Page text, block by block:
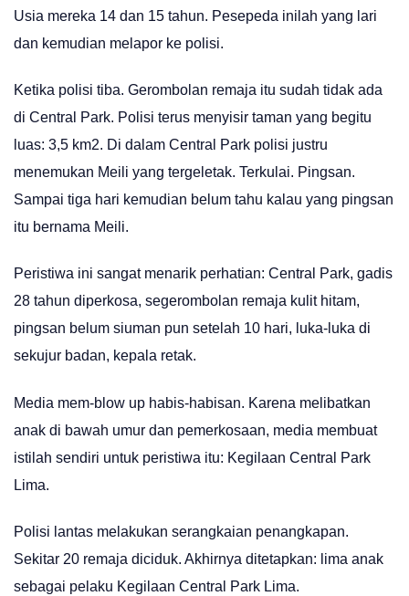
Usia mereka 14 dan 15 tahun. Pesepeda inilah yang lari
dan kemudian melapor ke polisi.
Ketika polisi tiba. Gerombolan remaja itu sudah tidak ada
di Central Park. Polisi terus menyisir taman yang begitu
luas: 3,5 km2. Di dalam Central Park polisi justru
menemukan Meili yang tergeletak. Terkulai. Pingsan.
Sampai tiga hari kemudian belum tahu kalau yang pingsan
itu bernama Meili.
Peristiwa ini sangat menarik perhatian: Central Park, gadis
28 tahun diperkosa, segerombolan remaja kulit hitam,
pingsan belum siuman pun setelah 10 hari, luka-luka di
sekujur badan, kepala retak.
Media mem-blow up habis-habisan. Karena melibatkan
anak di bawah umur dan pemerkosaan, media membuat
istilah sendiri untuk peristiwa itu: Kegilaan Central Park
Lima.
Polisi lantas melakukan serangkaian penangkapan.
Sekitar 20 remaja diciduk. Akhirnya ditetapkan: lima anak
sebagai pelaku Kegilaan Central Park Lima.